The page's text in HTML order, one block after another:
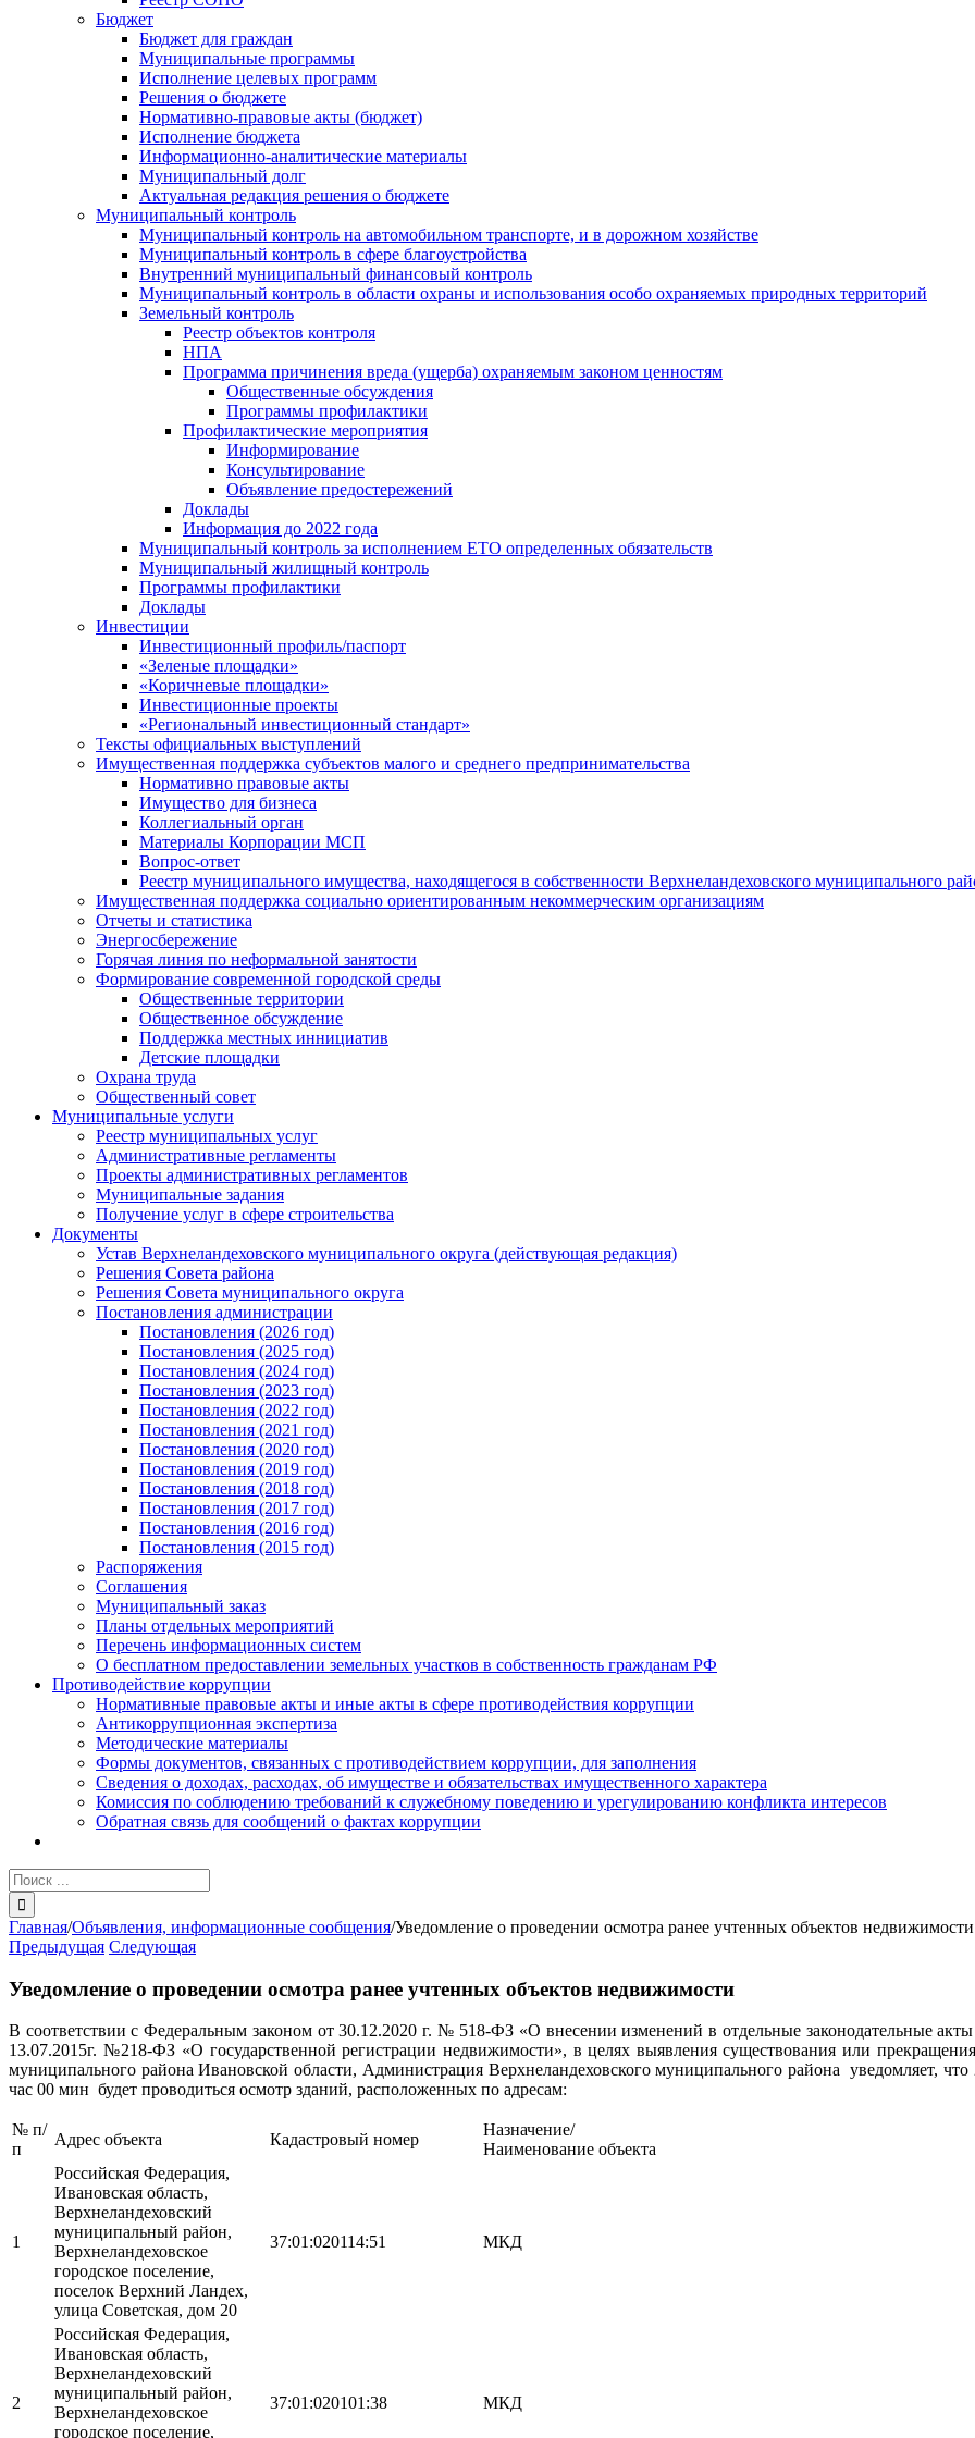
Бюджет
Бюджет для граждан
Муниципальные программы
Исполнение целевых программ
Решения о бюджете
Нормативно-правовые акты (бюджет)
Исполнение бюджета
Информационно-аналитические материалы
Муниципальный долг
Актуальная редакция решения о бюджете
Муниципальный контроль
Муниципальный контроль на автомобильном транспорте, и в дорожном хозяйстве
Муниципальный контроль в сфере благоустройства
Внутренний муниципальный финансовый контроль
Муниципальный контроль в области охраны и использования особо охраняемых природных территорий
Земельный контроль
Реестр объектов контроля
НПА
Программа причинения вреда (ущерба) охраняемым законом ценностям
Общественные обсуждения
Программы профилактики
Профилактические мероприятия
Информирование
Консультирование
Объявление предостережений
Доклады
Информация до 2022 года
Муниципальный контроль за исполнением ЕТО определенных обязательств
Муниципальный жилищный контроль
Программы профилактики
Доклады
Инвестиции
Инвестиционный профиль/паспорт
«Зеленые площадки»
«Коричневые площадки»
Инвестиционные проекты
«Региональный инвестиционный стандарт»
Тексты официальных выступлений
Имущественная поддержка субъектов малого и среднего предпринимательства
Нормативно правовые акты
Имущество для бизнеса
Коллегиальный орган
Материалы Корпорации МСП
Вопрос-ответ
Реестр муниципального имущества, находящегося в собственности Верхнеландеховского муниципального
Имущественная поддержка социально ориентированным некоммерческим организациям
Отчеты и статистика
Энергосбережение
Горячая линия по неформальной занятости
Формирование современной городской среды
Общественные территории
Общественное обсуждение
Поддержка местных иннициатив
Детские площадки
Охрана труда
Общественный совет
Муниципальные услуги
Реестр муниципальных услуг
Административные регламенты
Проекты административных регламентов
Муниципальные задания
Получение услуг в сфере строительства
Документы
Устав Верхнеландеховского муниципального округа (действующая редакция)
Решения Совета района
Решения Совета муниципального округа
Постановления администрации
Постановления (2026 год)
Постановления (2025 год)
Постановления (2024 год)
Постановления (2023 год)
Постановления (2022 год)
Постановления (2021 год)
Постановления (2020 год)
Постановления (2019 год)
Постановления (2018 год)
Постановления (2017 год)
Постановления (2016 год)
Постановления (2015 год)
Распоряжения
Соглашения
Муниципальный заказ
Планы отдельных мероприятий
Перечень информационных систем
О бесплатном предоставлении земельных участков в собственность гражданам РФ
Противодействие коррупции
Нормативные правовые акты и иные акты в сфере противодействия коррупции
Антикоррупционная экспертиза
Методические материалы
Формы документов, связанных с противодействием коррупции, для заполнения
Сведения о доходах, расходах, об имуществе и обязательствах имущественного характера
Комиссия по соблюдению требований к служебному поведению и урегулированию конфликта интересов
Обратная связь для сообщений о фактах коррупции
Результат
поиска:
Главная/Объявления, информационные сообщения/Уведомление о проведении осмотра ранее учтенных объектов недвижимости
Предыдущая Следующая
Уведомление о проведении осмотра ранее учтенных объектов недвижимости
В соответствии с Федеральным законом от 30.12.2020 г. № 518-ФЗ «О внесении изменений в отдельные законодательные
13.07.2015г. №218-ФЗ «О государственной регистрации недвижимости», в целях выявления существования или
муниципального района Ивановской области, Администрация Верхнеландеховского муниципального района уведомляет,
час 00 мин будет проводиться осмотр зданий, расположенных по адресам:
№ п/
п
Адрес объекта Кадастровый номер
Назначение/
Наименование объекта
1
Российская Федерация,
Ивановская область,
Верхнеландеховский
муниципальный район,
Верхнеландеховское
городское поселение,
поселок Верхний Ландех,
улица Советская, дом 20
37:01:020114:51 МКД
2
Российская Федерация,
Ивановская область,
Верхнеландеховский
муниципальный район,
Верхнеландеховское
городское поселение,
37:01:020101:38 МКД